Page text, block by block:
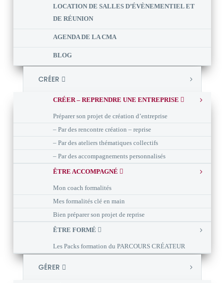
LOCATION DE SALLES D’ÉVÈNEMENTIEL ET
DE RÉUNION
AGENDA DE LA CMA
BLOG
CRÉER
CRÉER – REPRENDRE UNE ENTREPRISE
Préparer son projet de création d’entreprise
– Par des rencontre création – reprise
– Par des ateliers thématiques collectifs
– Par des accompagnements personnalisés
ÊTRE ACCOMPAGNÉ
Mon coach formalités
Mes formalités clé en main
Bien préparer son projet de reprise
ÊTRE FORMÉ
Les Packs formation du PARCOURS CRÉATEUR
GÉRER